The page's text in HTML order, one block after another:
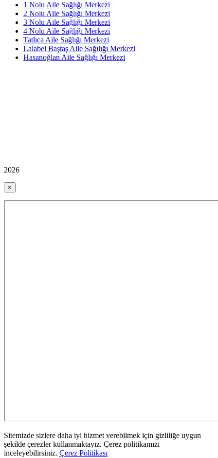
1 Nolu Aile Sağlığı Merkezi
2 Nolu Aile Sağlığı Merkezi
3 Nolu Aile Sağlığı Merkezi
4 Nolu Aile Sağlığı Merkezi
Tatlıca Aile Sağlığı Merkezi
Lalabel Baştaş Aile Sağılığı Merkezi
Hasanoğlan Aile Sağlığı Merkezi
2026
×
Sitemizde sizlere daha iyi hizmet verebilmek için gizliliğe uygun
şekilde çerezler kullanmaktayız. Çerez politikamızı
inceleyebilirsiniz. Çerez Politikası